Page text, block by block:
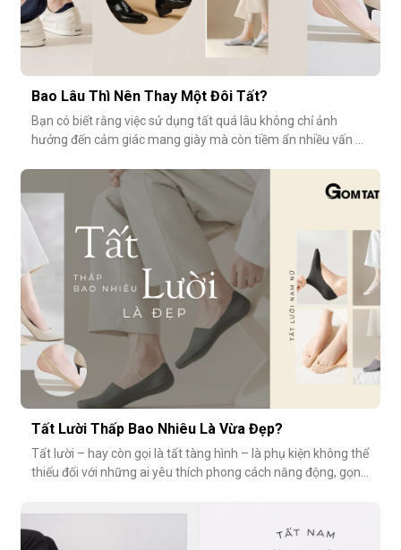
Bao Lâu Thì Nên Thay Một Đôi Tất?
Bạn có biết rằng việc sử dụng tất quá lâu không chỉ ảnh
hưởng đến cảm giác mang giày mà còn tiềm ẩn nhiều vấn đề
Cùng GOMTAT tìm hiểu nhé.Tuổi thọ trung bình của một đôi
tất là bao lâu?Trung bình, một đôi tất sử dụng thường xuyên
Tất Lười Thấp Bao Nhiêu Là Vừa Đẹp?
Tất lười – hay còn gọi là tất tàng hình – là phụ kiện không thể
thiếu đối với những ai yêu thích phong cách năng động, gọn
nhiêu là vừa đẹp? Nếu quá thấp, tất dễ bị tuột; nếu quá c